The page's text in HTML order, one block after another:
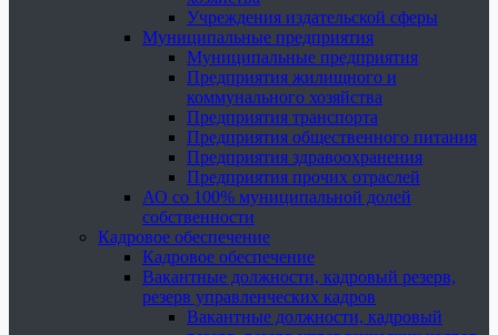
Учреждения издательской сферы
Муниципальные предприятия
Муниципальные предприятия
Предприятия жилищного и
коммунального хозяйства
Предприятия транспорта
Предприятия общественного питания
Предприятия здравоохранения
Предприятия прочих отраслей
АО со 100% муниципальной долей
собственности
Кадровое обеспечение
Кадровое обеспечение
Вакантные должности, кадровый резерв,
резерв управленческих кадров
Вакантные должности, кадровый